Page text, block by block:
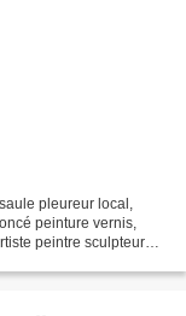
pleureur local,
peinture vernis,
peintre sculpteure,